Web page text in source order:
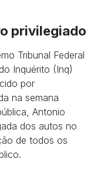
privilegiado
Tribunal Federal
Inquérito (Inq)
por
na semana
Antonio
dos autos no
de todos os